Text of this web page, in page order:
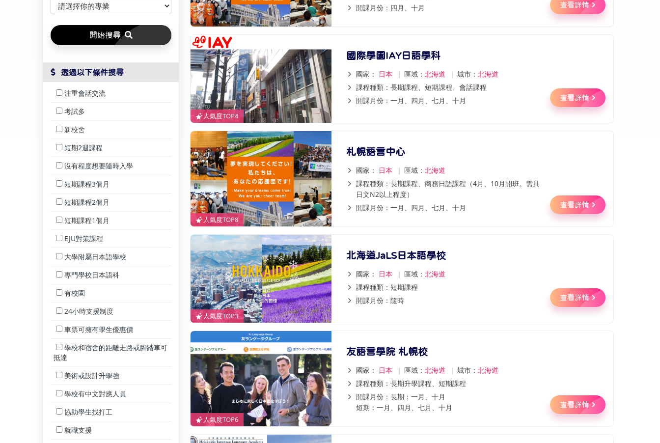
開課月份：四月、十月
查看詳情
人氣度TOP4
國際學園IAY日語學科
國家： 日本 ｜ 區域： 北海道 ｜ 城市： 北海道
課程種類：長期課程、短期課程、會話課程
開課月份：一月、四月、七月、十月
查看詳情
人氣度TOP8
札幌語言中心
國家： 日本 ｜ 區域： 北海道
課程種類：長期課程、商務日語課程（4月、10月開班。需具
日文N2以上程度）
開課月份：一月、四月、七月、十月
查看詳情
人氣度TOP3
北海道JaLS日本語學校
國家： 日本 ｜ 區域： 北海道
課程種類：短期課程
開課月份：隨時
查看詳情
人氣度TOP6
友語言學院 札幌校
國家： 日本 ｜ 區域： 北海道 ｜ 城市： 北海道
課程種類：長期升學課程、短期課程
開課月份：長期：一月、十月
短期：一月、四月、七月、十月
查看詳情
開始搜尋
透過以下條件搜尋
注重會話交流
考試多
新校舍
短期2週課程
沒有程度想要隨時入學
短期課程3個月
短期課程2個月
短期課程1個月
EJU對策課程
大學附屬日本語學校
專門學校日本語科
有校園
24小時支援制度
車票可擁有學生優惠價
學校和宿舍的距離走路或腳踏車可
抵達
美術或設計升學強
學校有中文對應人員
協助學生找打工
就職支援